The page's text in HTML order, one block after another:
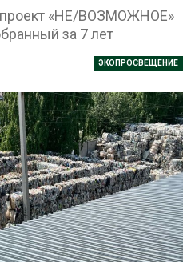
проект «НЕ/ВОЗМОЖНОЕ»
за 7 лет
ЭКОПРОСВЕЩЕНИЕ